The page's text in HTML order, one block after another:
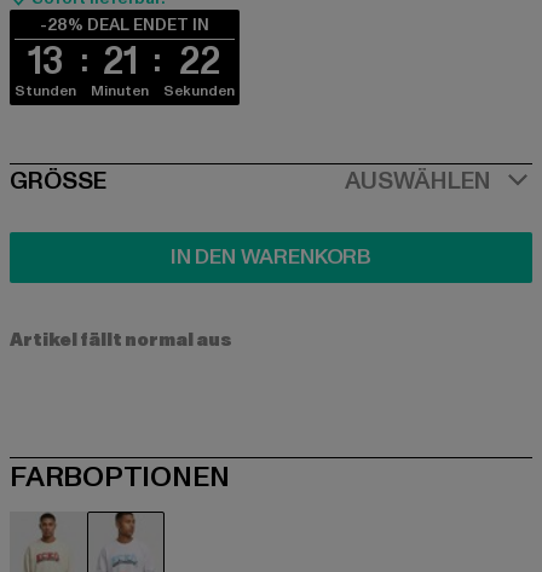
-28% DEAL ENDET IN
13
Stunden
21
Minuten
22
Sekunden
SIZE
GRÖSSE AUSWÄHLEN
IN DEN WARENKORB
Artikel fällt normal aus
FARBOPTIONEN